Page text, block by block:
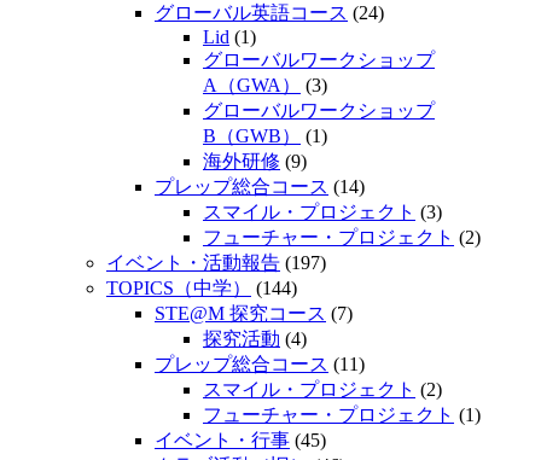
グローバル英語コース (24)
Lid (1)
グローバルワークショップ
A（GWA）
(3)
グローバルワークショップ
B（GWB）
(1)
海外研修 (9)
プレップ総合コース (14)
スマイル・プロジェクト (3)
フューチャー・プロジェクト (2)
イベント・活動報告 (197)
TOPICS（中学）
(144)
STE@M 探究コース (7)
探究活動 (4)
プレップ総合コース (11)
スマイル・プロジェクト (2)
フューチャー・プロジェクト (1)
イベント・行事 (45)